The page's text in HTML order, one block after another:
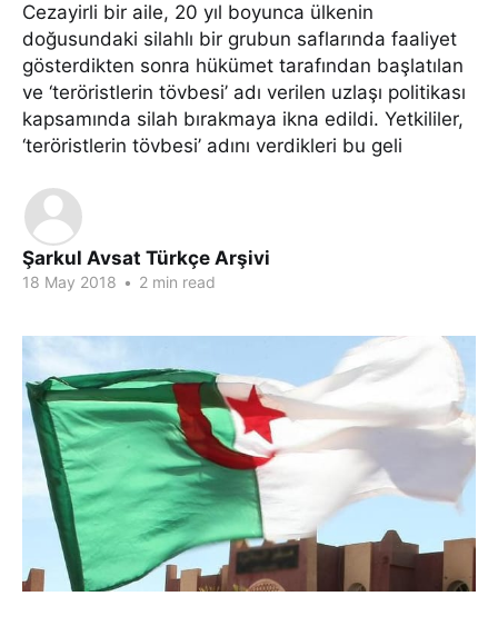
Cezayirli bir aile, 20 yıl boyunca ülkenin
doğusundaki silahlı bir grubun saflarında faaliyet
gösterdikten sonra hükümet tarafından başlatılan
ve ‘teröristlerin tövbesi’ adı verilen uzlaşı politikası
kapsamında silah bırakmaya ikna edildi. Yetkililer,
‘teröristlerin tövbesi’ adını verdikleri bu geli
Şarkul Avsat Türkçe Arşivi
18 May 2018 • 2 min read